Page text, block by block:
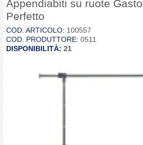
Appendiabiti su ruote
Perfetto
COD. ARTICOLO: 100557
COD. PRODUTTORE: 0511
DISPONIBILITÀ: 21